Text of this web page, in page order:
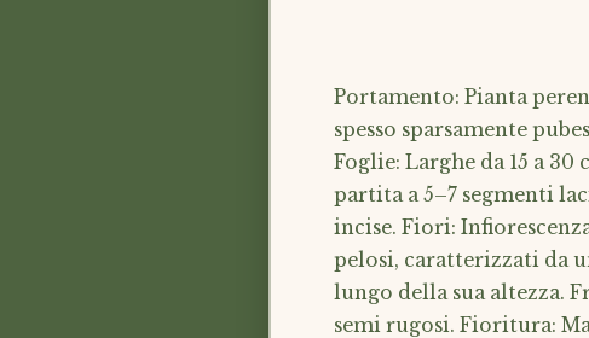
Portamento: Pianta
spesso sparsamente
Foglie: Larghe da 15 a
partita a 5–7 segmenti
incise. Fiori:
pelosi, caratterizzati da
lungo della sua altezza.
semi rugosi. Fioritura: